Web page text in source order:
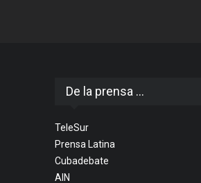
De la prensa ...
TeleSur
Prensa Latina
Cubadebate
AIN